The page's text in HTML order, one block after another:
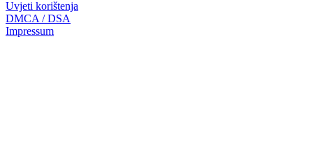
Uvjeti korištenja
DMCA / DSA
Impressum